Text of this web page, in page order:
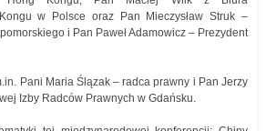
w Polsce oraz Pan Mieczysław Struk –
i Pan Paweł Adamowicz – Prezydent
Pani Maria Ślązak – radca prawny i Pan Jerzy
Izby Radców Prawnych w Gdańsku.